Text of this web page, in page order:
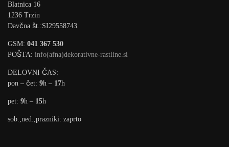
Blatnica 16
1236 Trzin
Davčna št.:SI29558743
GSM: 041 367 530
POŠTA: info(afna)dekorativne-rastline.si
DELOVNI ČAS:
pon – čet: 9h – 17h
pet: 9h – 15h
sob.,ned.,prazniki: zaprto